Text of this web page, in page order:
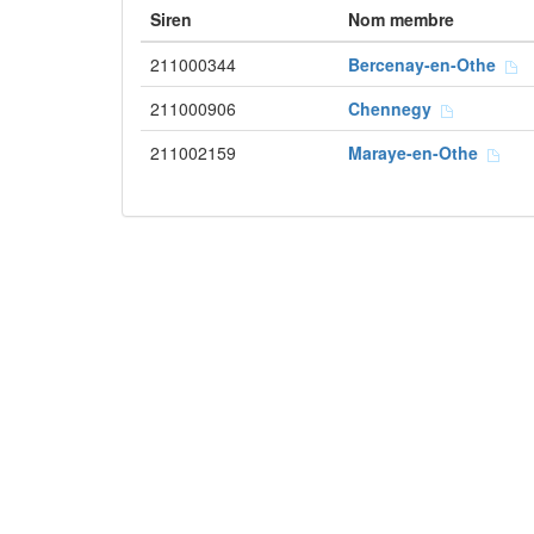
Siren
Nom membre
211000344
Bercenay-en-Othe
211000906
Chennegy
211002159
Maraye-en-Othe